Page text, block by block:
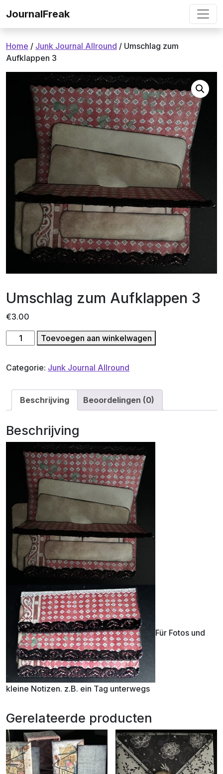
JournalFreak
Home / Junk Journal Allround / Umschlag zum
Aufklappen 3
Umschlag zum Aufklappen 3
€3.00
Umschlag
zum
3
Toevoegen aan winkelwagen
Categorie: Junk Journal Allround
Beschrijving Beoordelingen (0)
Beschrijving
Für Fotos und
kleine Notizen. z.B. ein Tag unterwegs
Gerelateerde producten